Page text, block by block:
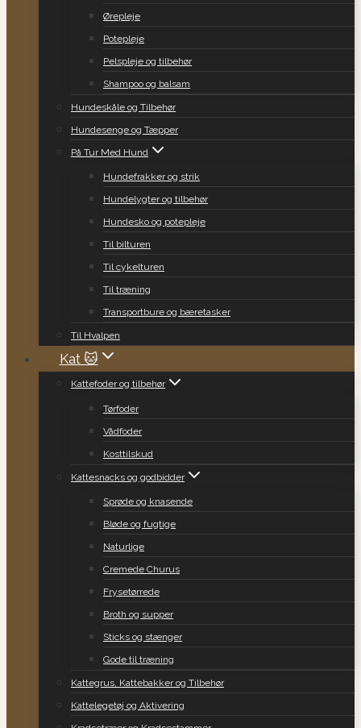
Ørepleje
Potepleje
Pelspleje og tilbehør
Shampoo og balsam
Hundeskåle og Tilbehør
Hundesenge og Tæpper
På Tur Med Hund
Hundefrakker og strik
Hundelygter og tilbehør
Hundesko og potepleje
Til bilturen
Til cykelturen
Til træning
Transportbure og bæretasker
Til Hvalpen
Kat 🐱
Kattefoder og tilbehør
Tørfoder
Vådfoder
Kosttilskud
Kattesnacks og godbidder
Sprøde og knasende
Bløde og fugtige
Naturlige
Cremede Churus
Frysetørrede
Broth og supper
Sticks og stænger
Gode til træning
Kattegrus, Kattebakker og Tilbehør
Kattelegetøj og Aktivering